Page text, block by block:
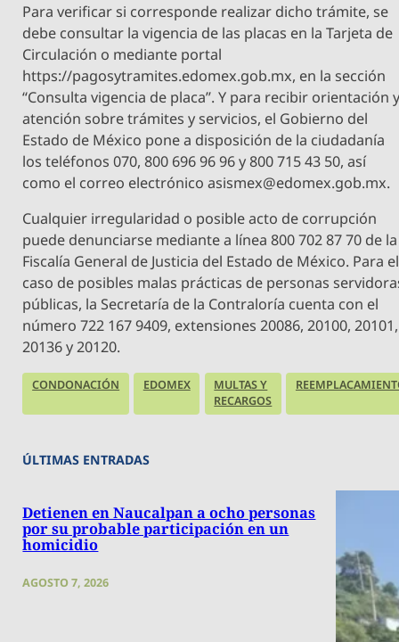
Para verificar si corresponde realizar dicho trámite, se
debe consultar la vigencia de las placas en la Tarjeta de
Circulación o mediante portal
https://pagosytramites.edomex.gob.mx, en la sección
“Consulta vigencia de placa”. Y para recibir orientación
atención sobre trámites y servicios, el Gobierno del
Estado de México pone a disposición de la ciudadanía
los teléfonos 070, 800 696 96 96 y 800 715 43 50, así
como el correo electrónicoasismex@edomex.gob.mx.
Cualquier irregularidad o posible acto de corrupción
puede denunciarse mediante a línea 800 702 87 70 de la
Fiscalía General de Justicia del Estado de México. Para el
caso de posibles malas prácticas de personas
públicas, la Secretaría de la Contraloría cuenta con el
número 722 167 9409, extensiones 20086, 20100, 20101,
20136 y 20120.
CONDONACIÓN EDOMEX
MULTAS Y
RECARGOS
ÚLTIMAS ENTRADAS
Detienen en Naucalpan a ocho personas
por su probable participación en un
homicidio
AGOSTO 7, 2026